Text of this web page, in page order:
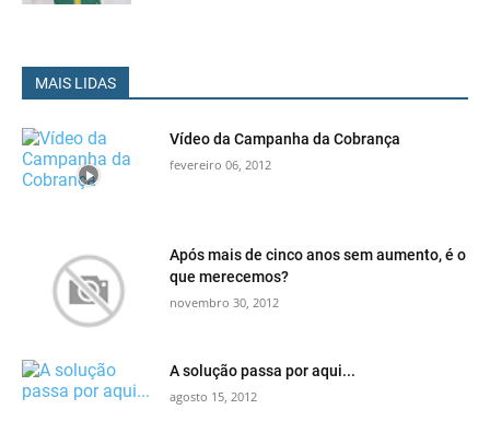
MAIS LIDAS
Vídeo da Campanha da Cobrança
fevereiro 06, 2012
Após mais de cinco anos sem aumento, é o
que merecemos?
novembro 30, 2012
A solução passa por aqui...
agosto 15, 2012